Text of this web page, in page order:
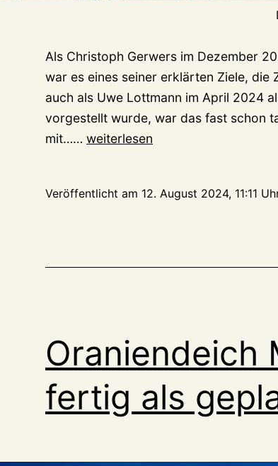
Als Christoph Gerwers im Dezember
war es eines seiner erklärten Ziele, die
auch als Uwe Lottmann im April 2024
vorgestellt wurde, war das fast schon
mit…… Oraniendeich:
tote
weiterlesen
Veröffentlicht am 12. August 2024, 11:11
Oraniendeich
fertig als